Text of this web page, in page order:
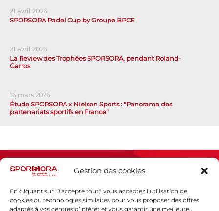
Gestion des cookies
En cliquant sur "J'accepte tout", vous acceptez l’utilisation de
cookies ou technologies similaires pour vous proposer des offres
adaptés à vos centres d’intérêt et vous garantir une meilleure
21 avril 2026
SPORSORA Padel Cup by Groupe BPCE
21 avril 2026
La Review des Trophées SPORSORA, pendant Roland-
Garros
16 mars 2026
Étude SPORSORA x Nielsen Sports : "Panorama des
partenariats sportifs en France"